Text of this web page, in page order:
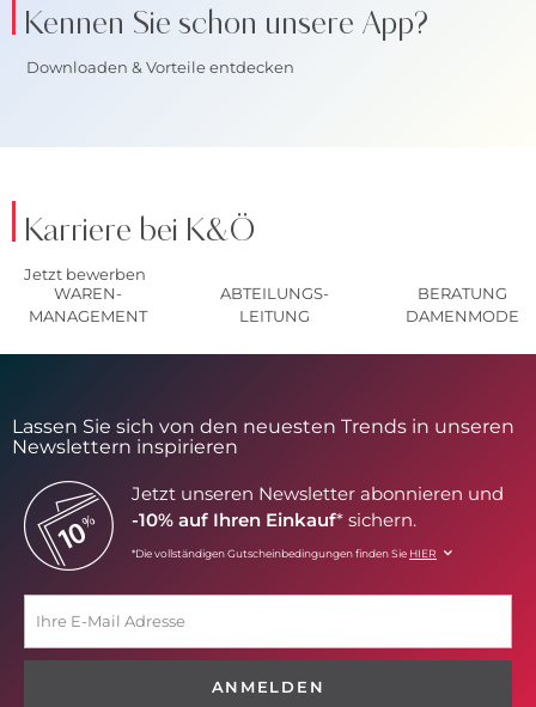
Kennen Sie schon unsere App?
Downloaden & Vorteile entdecken
Karriere bei K&Ö
Jetzt bewerben
WAREN-
MANAGEMENT
ABTEILUNGS-
LEITUNG
BERATUNG
DAMENMODE
Lassen Sie sich von den neuesten Trends in unseren
Newslettern inspirieren
Jetzt unseren Newsletter abonnieren und
-10% auf Ihren Einkauf* sichern.
*Die vollständigen Gutscheinbedingungen finden Sie HIER
ANMELDEN